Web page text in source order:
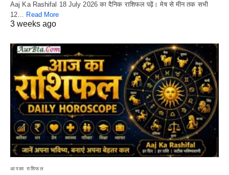
Aaj Ka Rashifal 18 July 2026 का दैनिक राशिफल पढ़ें। मेष से मीन तक सभी
12… Read More
3 weeks ago
आपका राशिफल